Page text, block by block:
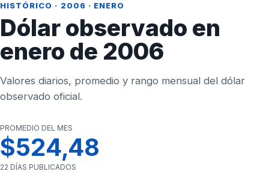
HISTÓRICO · 2006 · ENERO
Dólar observado en
enero de 2006
Valores diarios, promedio y rango mensual del dólar
observado oficial.
PROMEDIO DEL MES
$524,48
22 DÍAS PUBLICADOS